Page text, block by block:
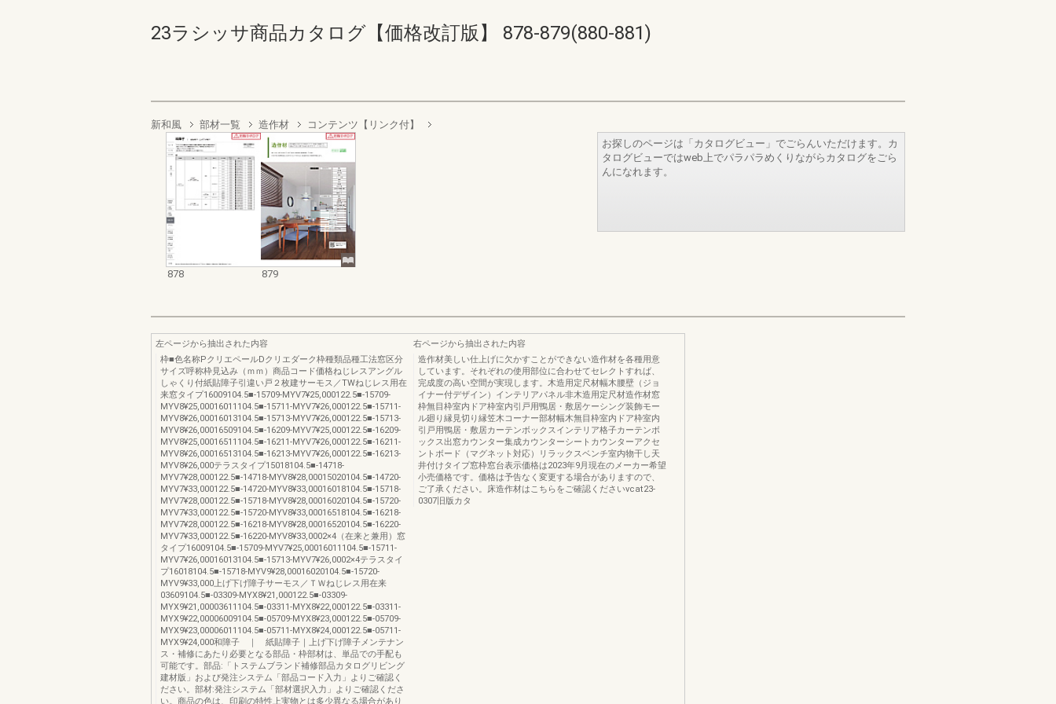
23ラシッサ商品カタログ【価格改訂版】 878-879(880-881)
新和風 部材一覧 造作材 コンテンツ【リンク付】
878 879
お探しのページは「カタログビュー」でごらんいただけます。カ
タログビューではweb上でパラパラめくりながらカタログをごら
んになれます。
左ページから抽出された内容
枠■色名称PクリエペールDクリエダーク枠種類品種工法窓区分
サイズ呼称枠見込み（ｍｍ）商品コード価格ねじレスアングル
しゃくり付紙貼障子引違い戸２枚建サーモス／TWねじレス用在
来窓タイプ16009104.5■-15709-MYV7¥25,000122.5■-15709-
MYV8¥25,00016011104.5■-15711-MYV7¥26,000122.5■-15711-
MYV8¥26,00016013104.5■-15713-MYV7¥26,000122.5■-15713-
MYV8¥26,00016509104.5■-16209-MYV7¥25,000122.5■-16209-
MYV8¥25,00016511104.5■-16211-MYV7¥26,000122.5■-16211-
MYV8¥26,00016513104.5■-16213-MYV7¥26,000122.5■-16213-
MYV8¥26,000テラスタイプ15018104.5■-14718-
MYV7¥28,000122.5■-14718-MYV8¥28,00015020104.5■-14720-
MYV7¥33,000122.5■-14720-MYV8¥33,00016018104.5■-15718-
MYV7¥28,000122.5■-15718-MYV8¥28,00016020104.5■-15720-
MYV7¥33,000122.5■-15720-MYV8¥33,00016518104.5■-16218-
MYV7¥28,000122.5■-16218-MYV8¥28,00016520104.5■-16220-
MYV7¥33,000122.5■-16220-MYV8¥33,0002×4（在来と兼用）窓
タイプ16009104.5■-15709-MYV7¥25,00016011104.5■-15711-
MYV7¥26,00016013104.5■-15713-MYV7¥26,0002×4テラスタイ
プ16018104.5■-15718-MYV9¥28,00016020104.5■-15720-
MYV9¥33,000上げ下げ障子サーモス／ＴＷねじレス用在来
03609104.5■-03309-MYX8¥21,000122.5■-03309-
MYX9¥21,00003611104.5■-03311-MYX8¥22,000122.5■-03311-
MYX9¥22,00006009104.5■-05709-MYX8¥23,000122.5■-05709-
MYX9¥23,00006011104.5■-05711-MYX8¥24,000122.5■-05711-
MYX9¥24,000和障子 ｜ 紙貼障子｜上げ下げ障子メンテナン
ス・補修にあたり必要となる部品・枠部材は、単品での手配も
可能です。部品:「トステムブランド補修部品カタログリビング
建材版」および発注システム「部品コード入力」よりご確認く
ださい。部材:発注システム「部材選択入力」よりご確認くださ
い。商品の色は、印刷の特性上実物とは多少異なる場合があり
右ページから抽出された内容
造作材美しい仕上げに欠かすことができない造作材を各種用意
しています。それぞれの使用部位に合わせてセレクトすれば、
完成度の高い空間が実現します。木造用定尺材幅木腰壁（ジョ
イナー付デザイン）インテリアパネル非木造用定尺材造作材窓
枠無目枠室内ドア枠室内引戸用鴨居・敷居ケーシング装飾モー
ル廻り縁見切り縁笠木コーナー部材幅木無目枠室内ドア枠室内
引戸用鴨居・敷居カーテンボックスインテリア格子カーテンボ
ックス出窓カウンター集成カウンターシートカウンターアクセ
ントボード（マグネット対応）リラックスベンチ室内物干し天
井付けタイプ窓枠窓台表示価格は2023年9月現在のメーカー希望
小売価格です。価格は予告なく変更する場合がありますので、
ご了承ください。床造作材はこちらをご確認くださいvcat23-
0307旧版カタ